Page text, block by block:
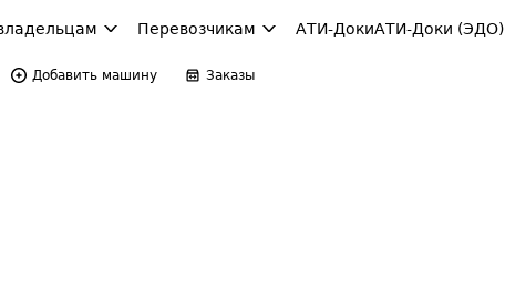
Перевозчикам АТИ-ДокиАТИ-Доки (ЭДО)
Добавить машину Заказы